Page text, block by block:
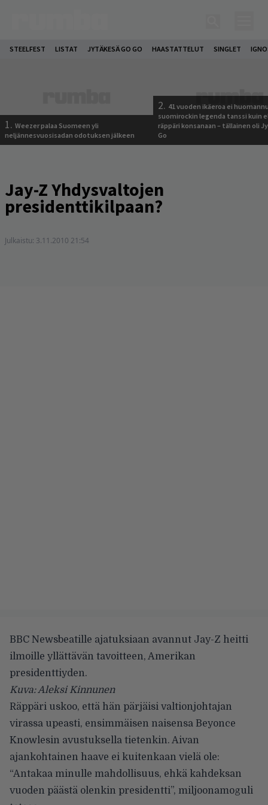
STEELFEST LISTAT JYTÄKESÄ GO GO HAASTATTELUT SINGLET
1. Weezer palaa Suomeen yli
neljännesvuosisadan odotuksen jälkeen
2. 41 vuoden ikäeroa ei
suomirockin legenda tanssi kuin
räppäri konsanaan – tällainen oli
Go
Jay-Z Yhdysvaltojen
presidenttikilpaan?
Julkaistu: 3.11.2010 21:54
BBC Newsbeatille ajatuksiaan avannut Jay-Z heitti
ilmoille yllättävän tavoitteen, Amerikan
presidenttiyden.
Kuva: Aleksi Kinnunen
Räppäri uskoo, että hän pärjäisi valtionjohtajan
virassa upeasti, ensimmäisen naisensa Beyonce
Knowlesin avustuksella tietenkin. Aivan
ajankohtainen haave ei kuitenkaan vielä ole:
“Antakaa minulle mahdollisuus, ehkä kahdeksan
vuoden päästä olenkin presidentti”, miljoonamoguli